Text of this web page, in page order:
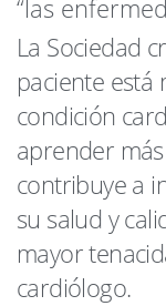
“las
La Sociedad
paciente
condición
aprender
contribuye a
su salud y
mayor
cardiólogo.